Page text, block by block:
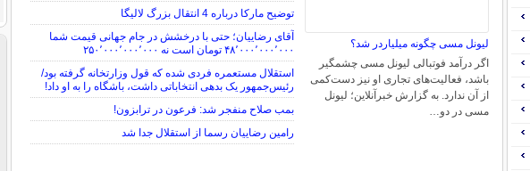
لیونل مسی چگونه میلیاردر شد؟
اگر درآمد فوتبالی لیونل مسی چشمگیر
باشد، فعالیت‌های تجاری او نیز دست‌کمی
از آن ندارد. به گزارش خبرآنلاین؛ لیونل
مسی در دو…
توضیح مارکا درباره 4 انتقال بزرگ لالیگا
آقای رضاییان؛ حتی با درخشش در جام جهانی قیمت شما
۴۸٬۰۰۰٬۰۰۰٬۰۰۰ تومان است نه ۲۵۰٬۰۰۰٬۰۰۰٬۰۰۰
استقلال مستعمره فردی شده که قول وزارتخانه گرفته بود/
رئیس‌جمهور یک بدهی انتخاباتی داشت، باشگاه را به او داد!
بمب صلاح منفجر شد: فرعون در ترابزون!
رامین رضاییان رسما از استقلال جدا شد